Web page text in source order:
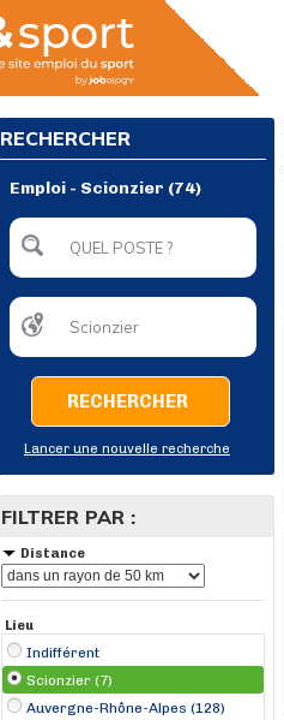
RECHERCHER
Emploi - Scionzier (74)
RECHERCHER
Lancer une nouvelle recherche
FILTRER PAR :
Distance
Lieu
Indifférent
Scionzier (7)
Auvergne-Rhône-Alpes (128)